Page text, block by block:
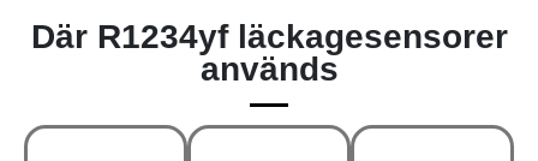
Där R1234yf läckagesensorer
används